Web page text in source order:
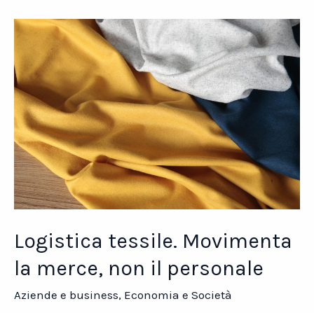
ti
fa
risparmiare
Logistica tessile. Movimenta
la merce, non il personale
Aziende e business, Economia e Società